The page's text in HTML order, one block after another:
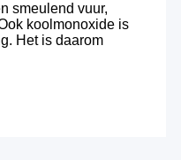
smeulend vuur,
koolmonoxide is
Het is daarom